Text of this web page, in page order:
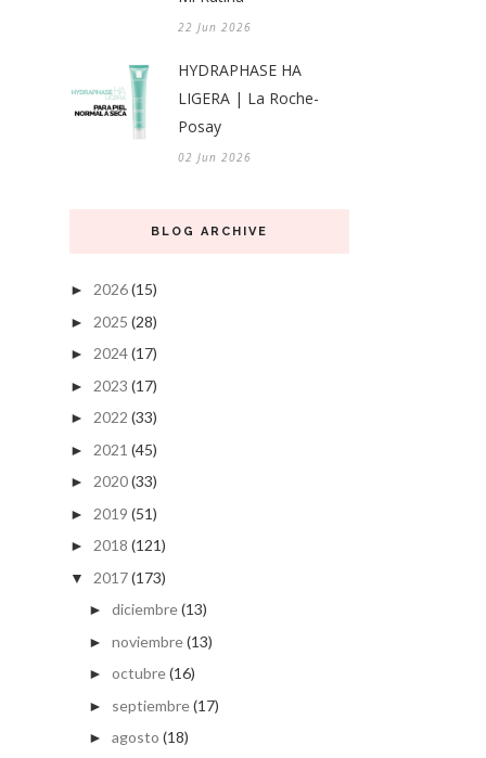
22 Jun 2026
HYDRAPHASE HA
LIGERA | La Roche-
Posay
02 Jun 2026
BLOG ARCHIVE
► 2026(15)
► 2025 (28)
► 2024(17)
► 2023 (17)
► 2022 (33)
► 2021 (45)
► 2020(33)
► 2019 (51)
► 2018 (121)
▼ 2017(173)
► diciembre(13)
► noviembre(13)
► octubre(16)
► septiembre(17)
► agosto (18)